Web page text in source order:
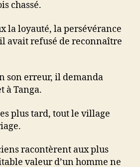
chassé.
la loyauté, la persévérance
avait refusé de reconnaître
son erreur, il demanda
à Tanga.
plus tard, tout le village
racontèrent aux plus
valeur d’un homme ne